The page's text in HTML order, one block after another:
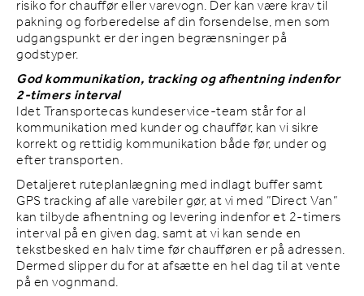
risiko for chauffør eller varevogn. Der kan være krav til
pakning og forberedelse af din forsendelse, men som
udgangspunkt er der ingen begrænsninger på
godstyper.
God kommunikation, tracking og afhentning indenfor
2-timers interval
Idet Transportecas kundeservice-team står for al
kommunikation med kunder og chauffør, kan vi sikre
korrekt og rettidig kommunikation både før, under og
efter transporten.
Detaljeret ruteplanlægning med indlagt buffer samt
GPS tracking af alle varebiler gør, at vi med ”Direct Van”
kan tilbyde afhentning og levering indenfor et 2-timers
interval på en given dag, samt at vi kan sende en
tekstbesked en halv time før chaufføren er på adressen.
Dermed slipper du for at afsætte en hel dag til at vente
på en vognmand.